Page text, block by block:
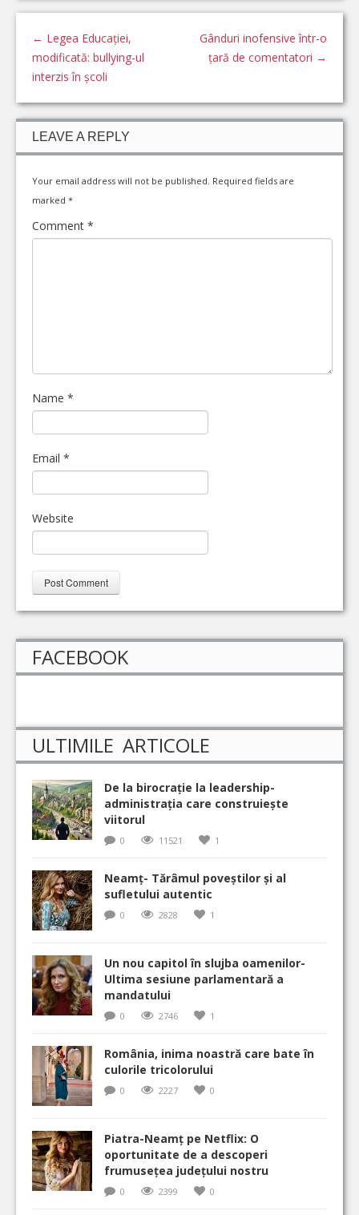
← Legea Educației,
modificată: bullying-ul
interzis în școli
Gânduri inofensive într-o
țară de comentatori →
LEAVE A REPLY
Your email address will not be published. Required fields are
marked *
Comment *
Name *
Email *
Website
FACEBOOK
ULTIMILE ARTICOLE
De la birocrație la leadership-
administrația care construiește
viitorul
0 11521 1
Neamț- Tărâmul poveștilor și al
sufletului autentic
0 2828 1
Un nou capitol în slujba oamenilor-
Ultima sesiune parlamentară a
mandatului
0 2746 1
România, inima noastră care bate în
culorile tricolorului
0 2227 0
Piatra-Neamț pe Netflix: O
oportunitate de a descoperi
frumusețea județului nostru
0 2399 0